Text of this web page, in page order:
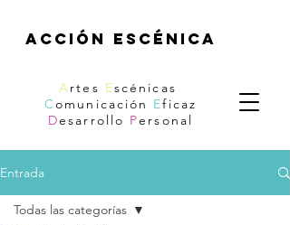
acción escénica
Artes Escénicas
Comunicación Eficaz
Desarrollo Personal
Entrada
Todas las categorías